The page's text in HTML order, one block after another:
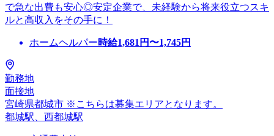
で急な出費も安心◎安定企業で、未経験から将来役立つスキ
ルと高収入をその手に！
ホームヘルパー時給1,681 円〜1,745円
勤務地
面接地
宮崎県都城市 ※こちらは募集エリアとなります。
都城駅、西都城駅